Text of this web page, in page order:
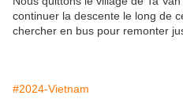
continuer la descente le long de
chercher en bus pour remonter
#2024-Vietnam